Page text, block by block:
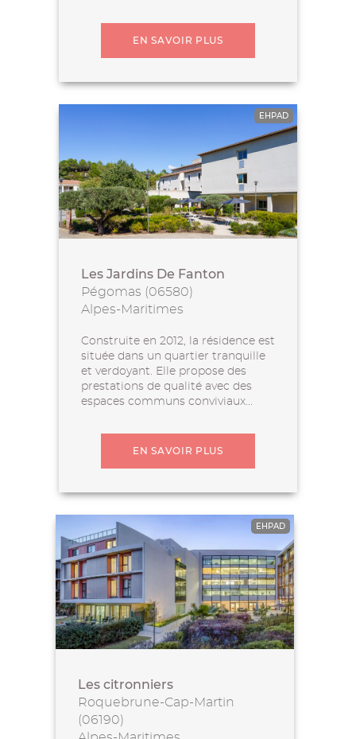
EN SAVOIR PLUS
EHPAD
Les Jardins De Fanton
Pégomas (06580)
Alpes-Maritimes
Construite en 2012, la résidence est
située dans un quartier tranquille
et verdoyant. Elle propose des
prestations de qualité avec des
espaces communs conviviaux...
EN SAVOIR PLUS
EHPAD
Les citronniers
Roquebrune-Cap-Martin
(06190)